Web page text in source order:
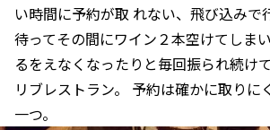
い時間に予約が取 れない、飛び込みで
待ってその間にワイン２本空けてしま
るをえなくなったりと毎回振られ続け
リブレストラン。 予約は確かに取りに
一つ。